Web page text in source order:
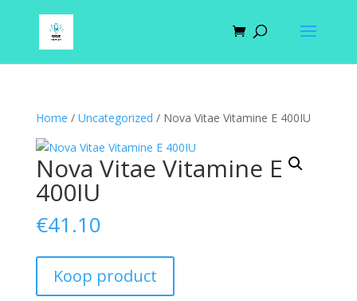
Home / Uncategorized / Nova Vitae Vitamine E 400IU
Nova Vitae Vitamine E
400IU
€41.10
Koop product